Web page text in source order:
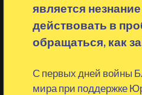
является
действовать в
обращаться, как
С первых дней войны
мира при поддержке